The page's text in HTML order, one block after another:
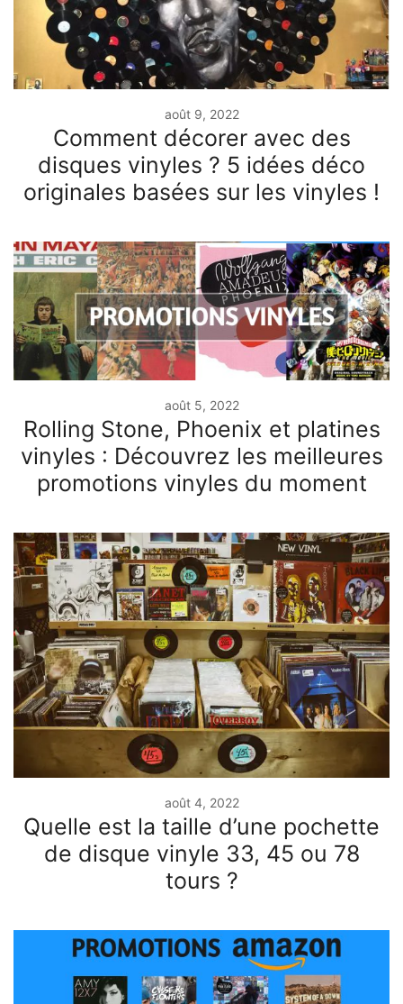
août 9, 2022
Comment décorer avec des
disques vinyles ? 5 idées déco
originales basées sur les vinyles !
août 5, 2022
Rolling Stone, Phoenix et platines
vinyles : Découvrez les meilleures
promotions vinyles du moment
août 4, 2022
Quelle est la taille d’une pochette
de disque vinyle 33, 45 ou 78
tours ?